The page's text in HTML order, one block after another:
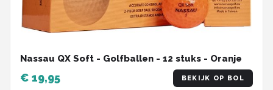
Nassau QX Soft - Golfballen - 12 stuks - Oranje
€ 19,95 BEKIJK OP BOL